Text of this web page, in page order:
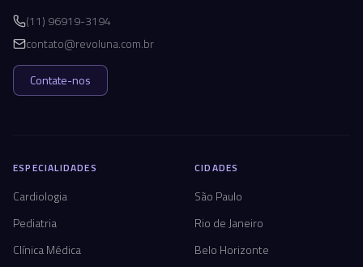
(11) 96919-3194
contato@revoluna.com.br
Contate-nos
ESPECIALIDADES
Cardiologia
Pediatria
Clínica Médica
CIDADES
São Paulo
Rio de Janeiro
Belo Horizonte